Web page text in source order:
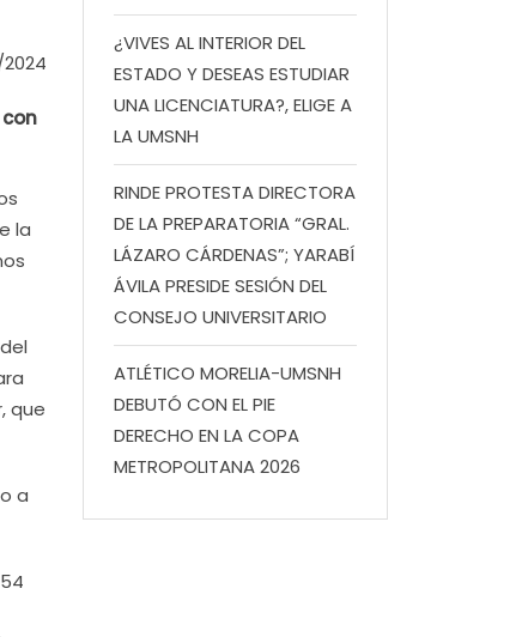
la
que
a
¿VIVES AL INTERIOR DEL
ESTADO Y DESEAS ESTUDIAR
UNA LICENCIATURA?, ELIGE A
LA UMSNH
RINDE PROTESTA DIRECTORA
DE LA PREPARATORIA “GRAL.
LÁZARO CÁRDENAS”; YARABÍ
ÁVILA PRESIDE SESIÓN DEL
CONSEJO UNIVERSITARIO
ATLÉTICO MORELIA-UMSNH
DEBUTÓ CON EL PIE
DERECHO EN LA COPA
METROPOLITANA 2026